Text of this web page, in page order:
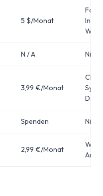
5 $/Monat
N / A
3,99 €/Monat
Spenden
2,99 €/Monat